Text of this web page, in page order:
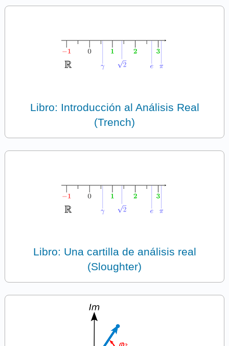
Libro: Introducción al Análisis Real
(Trench)
Libro: Una cartilla de análisis real
(Sloughter)